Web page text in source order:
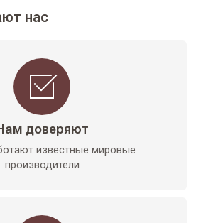
нас
доверяют
известные мировые
производители